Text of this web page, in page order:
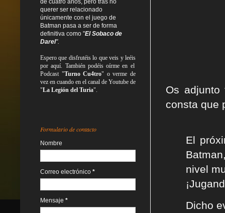
Os adjunto
consta que
El
nivel
Dicho
de cuatro años, pero tras no
querer ser relacionado
únicamente con el juego de
Batman pasa a ser de forma
definitiva como "El Sobaco de
Darel".
Espero que disfrutéis lo queveis yleéis
por aquí. También podéis oírme en el
Podcast "Turno Cu4tro" o verme de
vez en cuando en el canal de Youtube de
"La Legión del Turia".
Formulario de contacto
Nombre
Correo electrónico *
Mensaje *